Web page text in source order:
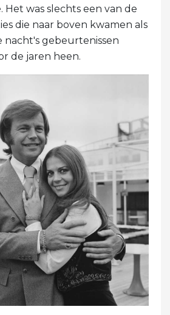
Het was slechts een van de
die naar boven kwamen als
nacht's gebeurtenissen
de jaren heen.